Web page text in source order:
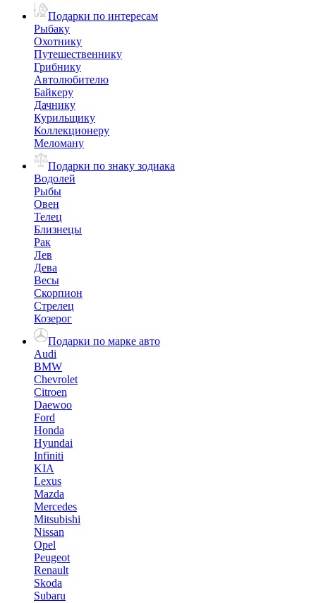
Подарки по интересам
Рыбаку
Охотнику
Путешественнику
Грибнику
Автолюбителю
Байкеру
Дачнику
Курильщику
Коллекционеру
Меломану
Подарки по знаку зодиака
Водолей
Рыбы
Овен
Телец
Близнецы
Рак
Лев
Дева
Весы
Скорпион
Стрелец
Козерог
Подарки по марке авто
Audi
BMW
Chevrolet
Citroen
Daewoo
Ford
Honda
Hyundai
Infiniti
KIA
Lexus
Mazda
Mercedes
Mitsubishi
Nissan
Opel
Peugeot
Renault
Skoda
Subaru